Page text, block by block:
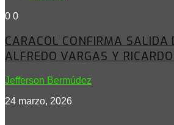
0 0
CARACOL CONFIRMA SALIDA
ALFREDO VARGAS Y RICARDO
Jefferson Bermúdez
24 marzo, 2026